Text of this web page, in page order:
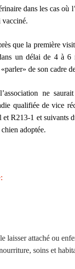
dans les cas où
vacciné.
que la première
un délai de 4 à 6
de son cadre
ne
qualifiée de vice
R213-1 et suivants
adoptée.
laisser attaché ou
soins et